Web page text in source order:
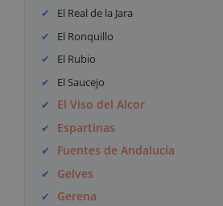
El Real de la Jara
El Ronquillo
El Rubio
El Saucejo
El Viso del Alcor
Espartinas
Fuentes de Andalucía
Gelves
Gerena